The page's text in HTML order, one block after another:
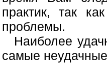
практик, так
проблемы.
Наиболее
самые